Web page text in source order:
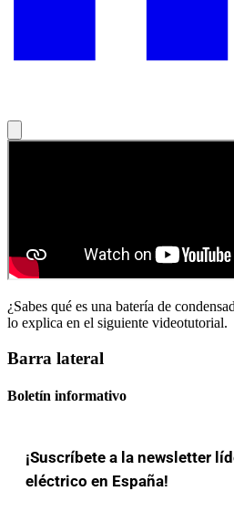
¿Sabes qué es una batería de
lo explica en el siguiente videotutorial.
Barra lateral
Boletín informativo
¡Suscríbete a la newsletter
eléctrico en España!